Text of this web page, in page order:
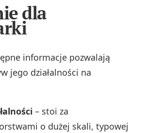
dla
informacje pozwalają
jego działalności na
– stoi za
o dużej skali, typowej